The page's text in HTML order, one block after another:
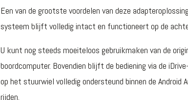
Een van de grootste voordelen van deze
systeem blijft volledig intact en functioneert op de
U kunt nog steeds moeiteloos gebruikmaken van de
boordcomputer. Bovendien blijft de bediening via de
op het stuurwiel volledig ondersteund binnen de
rijden.